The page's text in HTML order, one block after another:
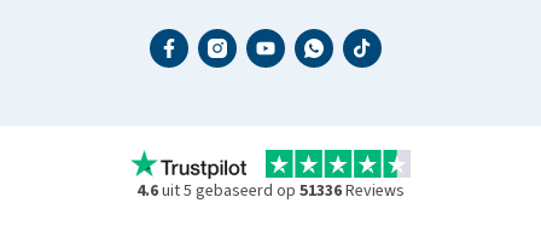
4.6uit 5 gebaseerd op 51336Reviews